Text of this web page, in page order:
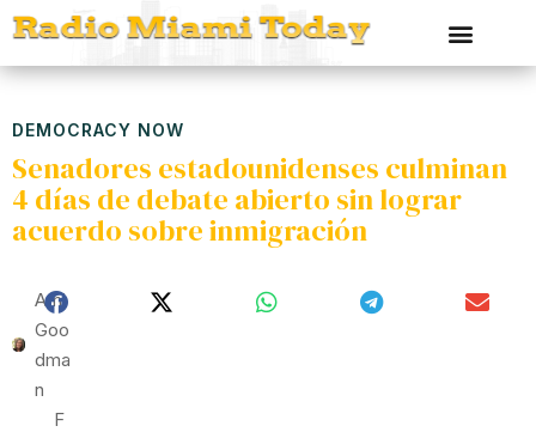
DEMOCRACY NOW
Senadores estadounidenses culminan
4 días de debate abierto sin lograr
acuerdo sobre inmigración
Ami
Goo
Dma
N
F